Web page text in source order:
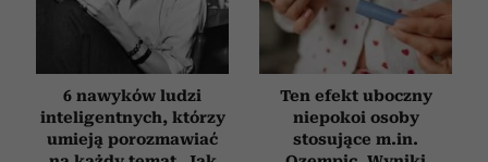
6 nawyków ludzi
inteligentnych, którzy
umieją porozmawiać
Ten efekt uboczny
niepokoi osoby
stosujące m.in.